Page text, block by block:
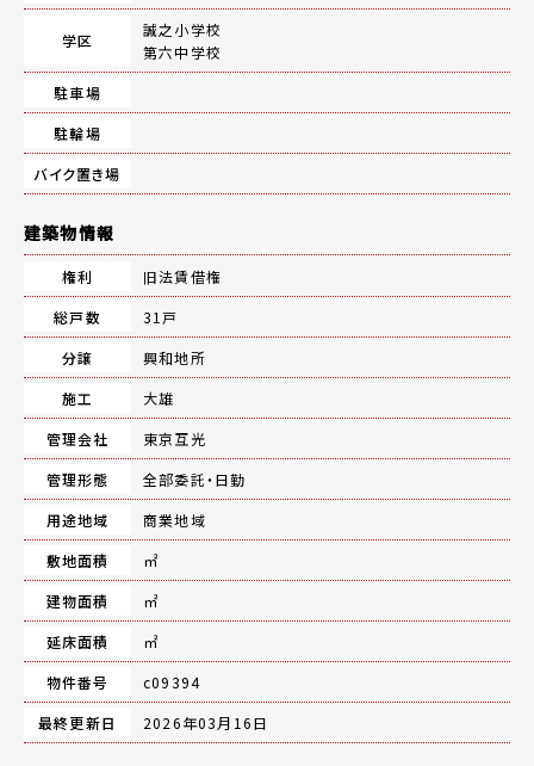
学区
誠之小学校
第六中学校
駐車場
駐輪場
バイク置き場
建築物情報
権利
旧法賃借権
総戸数
31戸
分譲
興和地所
施工
大雄
管理会社
東京互光
管理形態
全部委託・日勤
用途地域
商業地域
敷地面積
㎡
建物面積
㎡
延床面積
㎡
物件番号
c09394
最終更新日
2026年03月16日